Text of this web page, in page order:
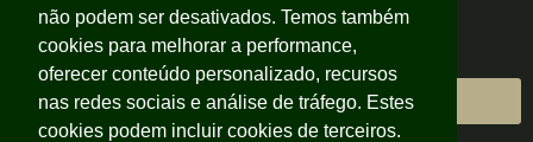
Área do Cliente
não podem ser desativados. Temos também
cookies para melhorar a performance,
oferecer conteúdo personalizado, recursos
nas redes sociais e análise de tráfego. Estes
cookies podem incluir cookies de terceiros.